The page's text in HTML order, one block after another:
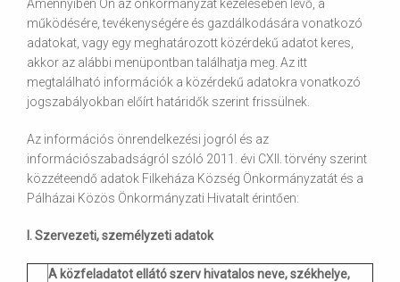
Amennyiben Ön az önkormányzat kezelésében lévő, a
működésére, tevékenységére és gazdálkodására vonatkozó
adatokat, vagy egy meghatározott közérdekű adatot keres,
akkor az alábbi menüpontban találhatja meg. Az itt
megtalálható információk a közérdekű adatokra vonatkozó
jogszabályokban előírt határidők szerint frissülnek.
Az információs önrendelkezési jogról és az
információszabadságról szóló 2011. évi CXII. törvény szerint
közzéteendő adatok Filkeháza Község Önkormányzatát és a
Pálházai Közös Önkormányzati Hivatalt érintően:
I. Szervezeti, személyzeti adatok
A közfeladatot ellátó szerv hivatalos neve, székhelye,